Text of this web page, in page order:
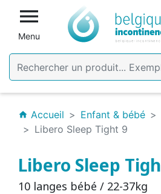

Menu
home Accueil Enfant & bébé
Libero Sleep Tight 9
Libero Sleep
10 langes bébé / 22-37kg